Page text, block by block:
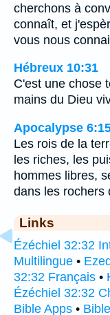
cherchons à
connaît, et
vous nous
Hébreux 10:31
C'est une chose
mains du Dieu
Apocalypse
Les rois de la
les riches, les
hommes libres,
dans les
Links
Ézéchiel 32:32
Multilingue •
32:32 Français •
Ézéchiel 32:32
Bible Apps •